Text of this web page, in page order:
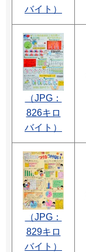
バイト）
（JPG：
826キロ
バイト）
（JPG：
829キロ
バイト）